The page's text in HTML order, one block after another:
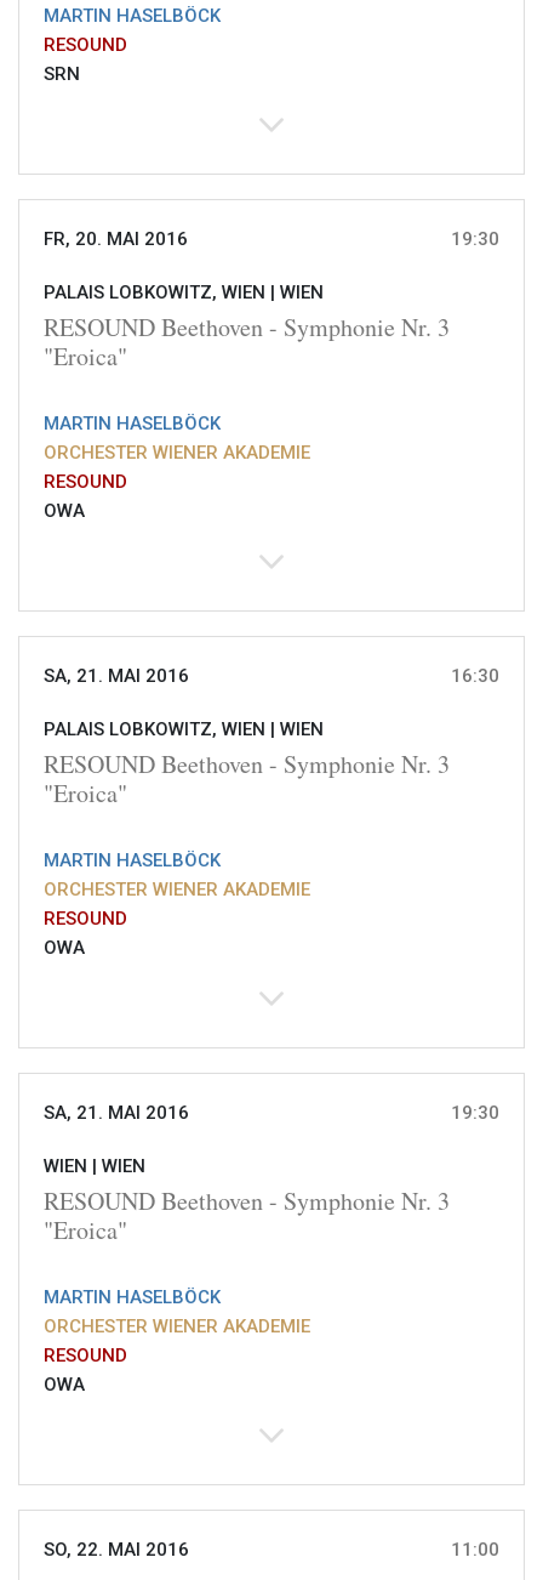
MARTIN HASELBÖCK
RESOUND
SRN
FR, 20. MAI 2016 19:30
PALAIS LOBKOWITZ, WIEN | WIEN
RESOUND Beethoven - Symphonie Nr. 3
"Eroica"
MARTIN HASELBÖCK
ORCHESTER WIENER AKADEMIE
RESOUND
OWA
SA, 21. MAI 2016 16:30
PALAIS LOBKOWITZ, WIEN | WIEN
RESOUND Beethoven - Symphonie Nr. 3
"Eroica"
MARTIN HASELBÖCK
ORCHESTER WIENER AKADEMIE
RESOUND
OWA
SA, 21. MAI 2016 19:30
WIEN | WIEN
RESOUND Beethoven - Symphonie Nr. 3
"Eroica"
MARTIN HASELBÖCK
ORCHESTER WIENER AKADEMIE
RESOUND
OWA
SO, 22. MAI 2016 11:00